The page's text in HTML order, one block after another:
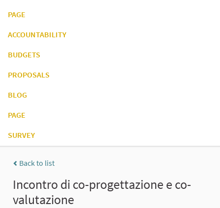
PAGE
ACCOUNTABILITY
BUDGETS
PROPOSALS
BLOG
PAGE
SURVEY
Back to list
Incontro di co-progettazione e co-
valutazione